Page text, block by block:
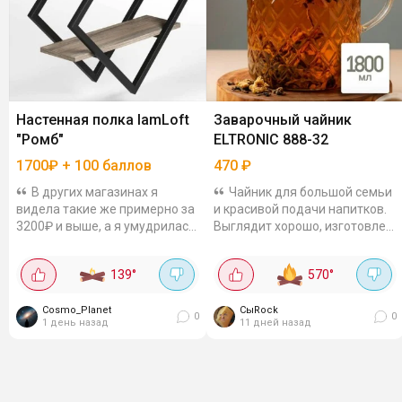
Настенная полка IamLoft
"Ромб"
1700₽ + 100 баллов
В других магазинах я
видела такие же примерно за
3200₽ и выше, а я умудрилась
"перчик" появился в карточке
товара). Плюс за отзыв 100...
139°
Cosmo_Planet
1 день назад
0
Заварочный чайник
ELTRONIC 888-32
470 ₽
Чайник для большой семьи
и красивой подачи напитков.
Выглядит хорошо, изготовлен
крышка из бамбука с
силиконовым уплотнителем,
объём 1.8 л....
570°
СыRock
11 дней назад
0